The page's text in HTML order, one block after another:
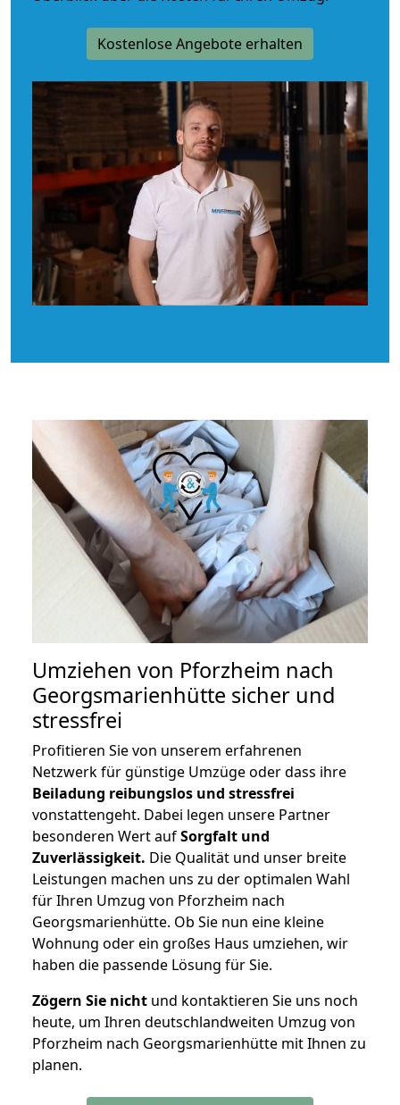
Kostenlose Angebote erhalten
Umziehen von Pforzheim nach
Georgsmarienhütte sicher und
stressfrei
Profitieren Sie von unserem erfahrenen
Netzwerk für günstige Umzüge oder dass ihre
Beiladung reibungslos und stressfrei
vonstattengeht. Dabei legen unsere Partner
besonderen Wert aufSorgfalt und
Zuverlässigkeit. Die Qualität und unser breite
Leistungen machen uns zu der optimalen Wahl
für Ihren Umzug von Pforzheim nach
Georgsmarienhütte. Ob Sie nun eine kleine
Wohnung oder ein großes Haus umziehen, wir
haben die passende Lösung für Sie.
Zögern Sie nicht und kontaktieren Sie uns noch
heute, um Ihren deutschlandweiten Umzug von
Pforzheim nach Georgsmarienhütte mit Ihnen zu
planen.